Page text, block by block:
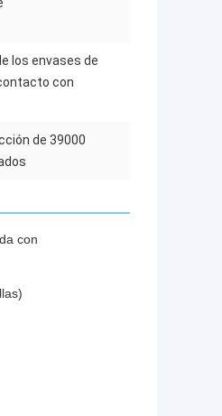
los envases de
con
de 39000
con